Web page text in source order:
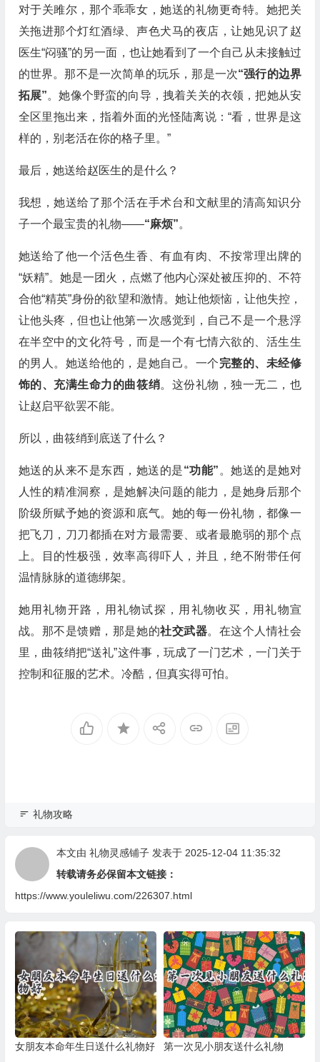
对于关雎尔，那个乖乖女，她送的礼物更奇特。她把关
关拖进那个灯红酒绿、声色犬马的夜店，让她见识了赵
医生“闷骚”的另一面，也让她看到了一个自己从未接触过
的世界。那不是一次简单的玩乐，那是一次“强行的边界
拓展”。她像个野蛮的向导，拽着关关的衣领，把她从安
全区里拖出来，指着外面的光怪陆离说：“看，世界是这
样的，别老活在你的格子里。”
最后，她送给赵医生的是什么？
我想，她送给了那个活在手术台和文献里的清高知识分
子一个最宝贵的礼物——“麻烦”。
她送给了他一个活色生香、有血有肉、不按常理出牌的
“妖精”。她是一团火，点燃了他内心深处被压抑的、不符
合他“精英”身份的欲望和激情。她让他烦恼，让他失控，
让他头疼，但也让他第一次感觉到，自己不是一个悬浮
在半空中的文化符号，而是一个有七情六欲的、活生生
的男人。她送给他的，是她自己。一个完整的、未经修
饰的、充满生命力的曲筱绡。这份礼物，独一无二，也
让赵启平欲罢不能。
所以，曲筱绡到底送了什么？
她送的从来不是东西，她送的是“功能” 。她送的是她对
人性的精准洞察，是她解决问题的能力，是她身后那个
阶级所赋予她的资源和底气。她的每一份礼物，都像一
把飞刀，刀刀都插在对方最需要、或者最脆弱的那个点
上。目的性极强，效率高得吓人，并且，绝不附带任何
温情脉脉的道德绑架。
她用礼物开路，用礼物试探，用礼物收买，用礼物宣
战。那不是馈赠，那是她的社交武器。在这个人情社会
里，曲筱绡把“送礼”这件事，玩成了一门艺术，一门关于
控制和征服的艺术。冷酷，但真实得可怕。
礼物攻略
本文由 礼物灵感铺子发表于 2025-12-04 11:35:32
转载请务必保留本文链接：
https://www.youleliwu.com/226307.html
女朋友本命年生日送什么礼物好 第一次见小朋友送什么礼物